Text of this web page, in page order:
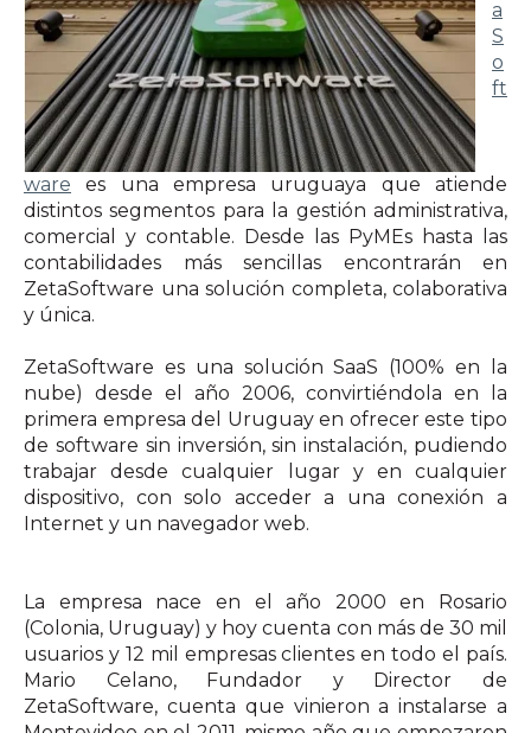
a
S
o
ft
ware es una empresa uruguaya que atiende
distintos segmentos para la gestión administrativa,
comercial y contable. Desde las PyMEs hasta las
contabilidades más sencillas encontrarán en
ZetaSoftware una solución completa, colaborativa
y única.
ZetaSoftware es una solución SaaS (100% en la
nube) desde el año 2006, convirtiéndola en la
primera empresa del Uruguay en ofrecer este tipo
de software sin inversión, sin instalación, pudiendo
trabajar desde cualquier lugar y en cualquier
dispositivo, con solo acceder a una conexión a
Internet y un navegador web.
La empresa nace en el año 2000 en Rosario
(Colonia, Uruguay) y hoy cuenta con más de 30 mil
usuarios y 12 mil empresas clientes en todo el país.
Mario Celano, Fundador y Director de
ZetaSoftware, cuenta que vinieron a instalarse a